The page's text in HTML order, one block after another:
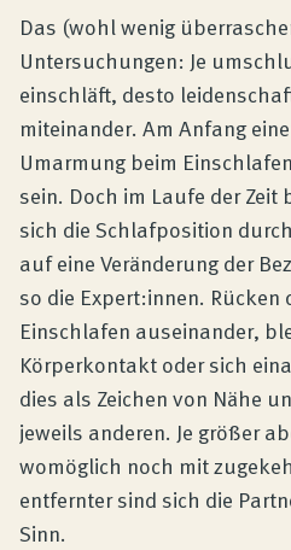
Das (wohl wenig
Untersuchungen: Je
einschläft, desto
miteinander. Am Anfang
Umarmung beim
sein. Doch im Laufe der Zeit
sich die Schlafposition
auf eine Veränderung der
so die Expert:innen. Rücken
Einschlafen auseinander,
Körperkontakt oder sich
dies als Zeichen von Nähe
jeweils anderen. Je größer
womöglich noch mit
entfernter sind sich die
Sinn.